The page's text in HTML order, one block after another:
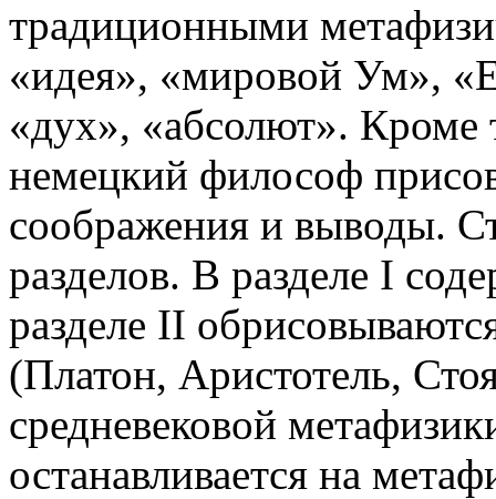
традиционными
«идея», «мировой Ум»,
«дух», «абсолют». Кроме
немецкий философ
соображения и выводы.
разделов. В разделе I
разделе II
(Платон, Аристотель,
средневековой
останавливается на